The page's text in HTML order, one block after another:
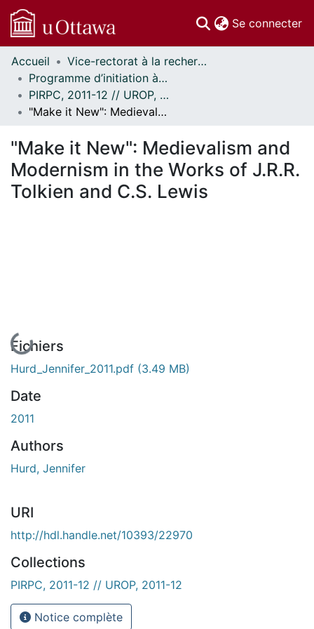
Se connecter
Communautés
et collections
Parcourir
Statistiques
À propos
Accueil
Vice-rectorat à la recherche // Office of the V-P, Research
Programme d’initiation à la recherche au premier cycle (PIRPC) // Undergraduate Research Opportunity Program (UROP)
PIRPC, 2011-12 // UROP, 2011-12
"Make it New": Medievalism and Modernism in the Works of J.R.R. Tolkien and C.S. Lewis
"Make it New": Medievalism and
Modernism in the Works of J.R.R.
Tolkien and C.S. Lewis
En cours de chargement...
Fichiers
Hurd_Jennifer_2011.pdf (3.49 MB)
Date
2011
Authors
Hurd, Jennifer
URI
http://hdl.handle.net/10393/22970
Collections
PIRPC, 2011-12 // UROP, 2011-12
Notice complète